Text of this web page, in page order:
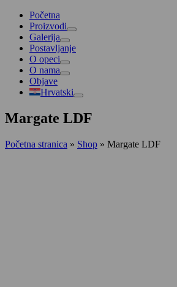
Početna
Proizvodi
Galerija
Postavljanje
O opeci
O nama
Objave
Hrvatski
Margate LDF
Početna stranica » Shop » Margate LDF